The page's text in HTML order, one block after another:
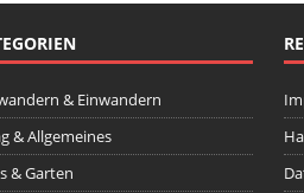
& Einwandern
& Allgemeines
& Garten